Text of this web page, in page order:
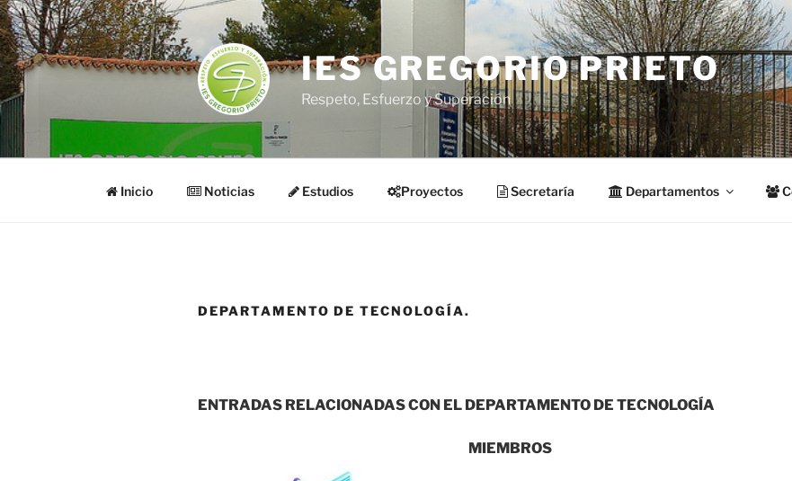
Saltar
al
contenido
IES GREGORIO PRIETO
Respeto, Esfuerzo y Superación
Inicio Noticias Estudios Proyectos Secretaría Departamentos
DEPARTAMENTO DE TECNOLOGÍA.
ENTRADAS RELACIONADAS CON EL DEPARTAMENTO DE TECNOLOGÍA
MIEMBROS